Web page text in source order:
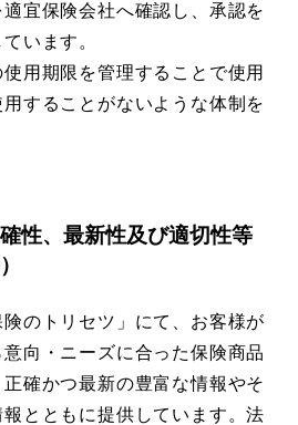
宜保険会社へ確認し、承認を
います。
用期限を管理することで使用
することがないような体制を
性、最新性及び適切性等
のトリセツ」にて、お客様が
向・ニーズに合った保険商品
確かつ最新の豊富な情報やそ
とともに提供しています。法